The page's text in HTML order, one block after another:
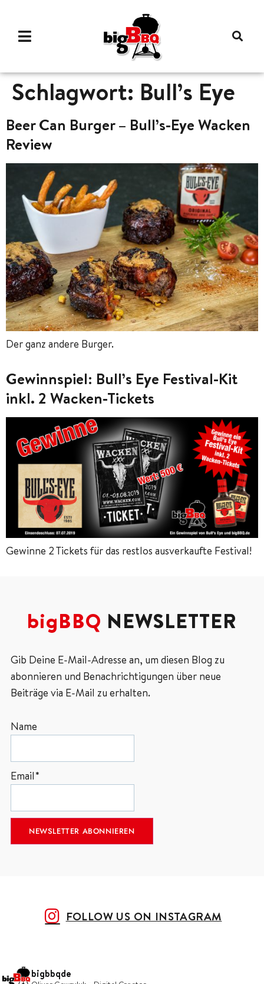
Schlagwort: Bull’s Eye
Beer Can Burger – Bull’s-Eye Wacken
Review
Der ganz andere Burger.
Gewinnspiel: Bull’s Eye Festival-Kit
inkl. 2 Wacken-Tickets
Gewinne 2 Tickets für das restlos ausverkaufte Festival!
bigBBQ NEWSLETTER
Gib Deine E-Mail-Adresse an, um diesen Blog zu
abonnieren und Benachrichtigungen über neue
Beiträge via E-Mail zu erhalten.
Name
Email*
FOLLOW US ON INSTAGRAM
bigbbqde